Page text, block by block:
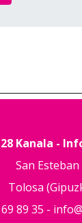
28 Kanala -
San Esteban
Tolosa
89 35 -